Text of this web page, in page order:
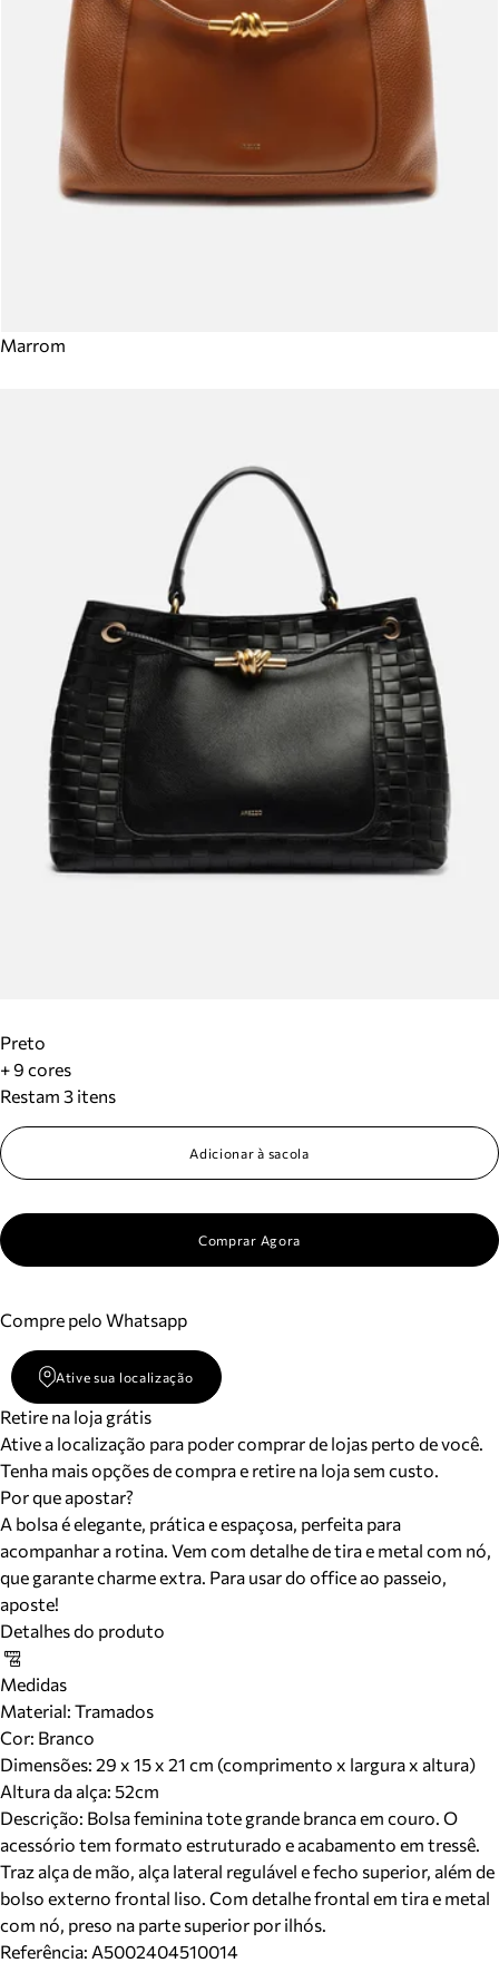
Marrom
Preto
+ 9 cores
Restam 3 itens
Adicionar à sacola
Comprar Agora
Compre pelo Whatsapp
Ative sua localização
Retire na loja grátis
Ative a localização para poder comprar de lojas perto de você.
Tenha mais opções de compra e retire na loja sem custo.
Por que apostar?
A bolsa é elegante, prática e espaçosa, perfeita para
acompanhar a rotina. Vem com detalhe de tira e metal com nó,
que garante charme extra. Para usar do office ao passeio,
aposte!
Detalhes do produto
Medidas
Material: Tramados
Cor: Branco
Dimensões: 29 x 15 x 21 cm (comprimento x largura x altura)
Altura da alça: 52cm
Descrição: Bolsa feminina tote grande branca em couro. O
acessório tem formato estruturado e acabamento em tressê.
Traz alça de mão, alça lateral regulável e fecho superior, além de
bolso externo frontal liso. Com detalhe frontal em tira e metal
com nó, preso na parte superior por ilhós.
Referência: A5002404510014